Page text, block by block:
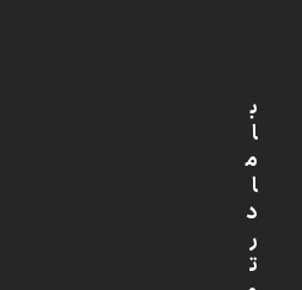
ب
ا
م
ا
د
ر
ت